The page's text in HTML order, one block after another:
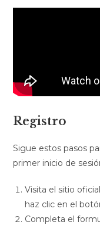
Registro
Sigue estos pasos
primer inicio de
Visita el sitio
haz clic en el
Completa el